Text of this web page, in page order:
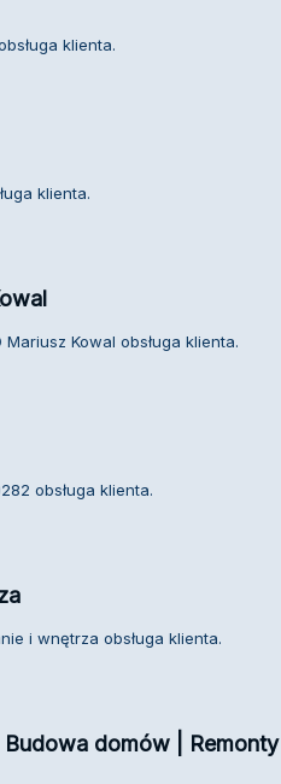
klienta.
klienta.
Kowal obsługa klienta.
obsługa klienta.
i wnętrza obsługa klienta.
domów | Remonty |